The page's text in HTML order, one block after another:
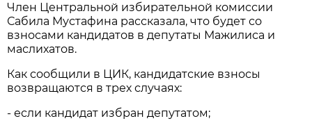
Член Центральной избирательной комиссии
Сабила Мустафина рассказала, что будет со
взносами кандидатов в депутаты Мажилиса и
маслихатов.
Как сообщили в ЦИК, кандидатские взносы
возвращаются в трех случаях:
- если кандидат избран депутатом;